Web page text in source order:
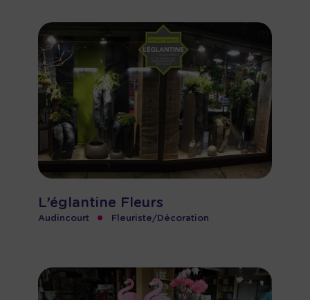
L’églantine Fleurs
Audincourt • Fleuriste/Décoration